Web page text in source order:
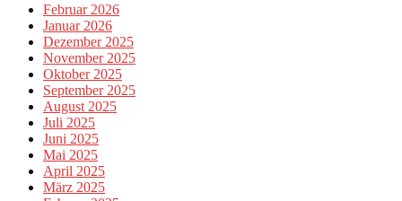
Februar 2026
Januar 2026
Dezember 2025
November 2025
Oktober 2025
September 2025
August 2025
Juli 2025
Juni 2025
Mai 2025
April 2025
März 2025